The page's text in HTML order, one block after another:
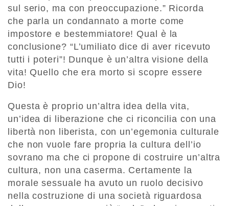
sul serio, ma con preoccupazione.” Ricorda
che parla un condannato a morte come
impostore e bestemmiatore! Qual è la
conclusione? “L’umiliato dice di aver ricevuto
tutti i poteri”! Dunque è un’altra visione della
vita! Quello che era morto si scopre essere
Dio!
Questa è proprio un’altra idea della vita,
un’idea di liberazione che ci riconcilia con una
libertà non liberista, con un’egemonia culturale
che non vuole fare propria la cultura dell’io
sovrano ma che ci propone di costruire un’altra
cultura, non una caserma. Certamente la
morale sessuale ha avuto un ruolo decisivo
nella costruzione di una società riguardosa